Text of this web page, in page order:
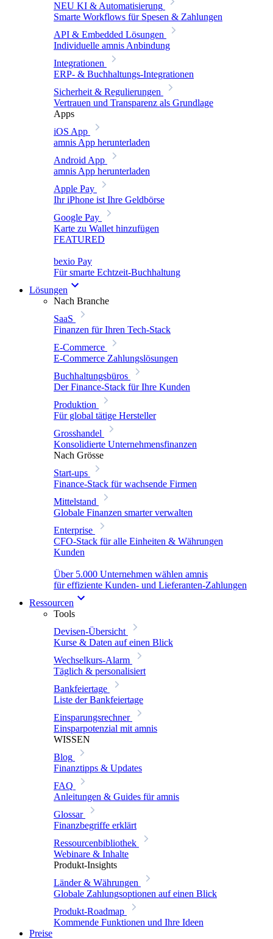
NEU KI & Automatisierung
Smarte Workflows für Spesen & Zahlungen
API & Embedded Lösungen
Individuelle amnis Anbindung
Integrationen
ERP- & Buchhaltungs-Integrationen
Sicherheit & Regulierungen
Vertrauen und Transparenz als Grundlage
Apps
iOS App
amnis App herunterladen
Android App
amnis App herunterladen
Apple Pay
Ihr iPhone ist Ihre Geldbörse
Google Pay
Karte zu Wallet hinzufügen
FEATURED
bexio Pay
Für smarte Echtzeit-Buchhaltung
Lösungen
Nach Branche
SaaS
Finanzen für Ihren Tech-Stack
E-Commerce
E-Commerce Zahlungslösungen
Buchhaltungsbüros
Der Finance-Stack für Ihre Kunden
Produktion
Für global tätige Hersteller
Grosshandel
Konsolidierte Unternehmensfinanzen
Nach Grösse
Start-ups
Finance-Stack für wachsende Firmen
Mittelstand
Globale Finanzen smarter verwalten
Enterprise
CFO-Stack für alle Einheiten & Währungen
Kunden
Über 5.000 Unternehmen wählen amnis
für effiziente Kunden- und Lieferanten-Zahlungen
Ressourcen
Tools
Devisen-Übersicht
Kurse & Daten auf einen Blick
Wechselkurs-Alarm
Täglich & personalisiert
Bankfeiertage
Liste der Bankfeiertage
Einsparungsrechner
Einsparpotenzial mit amnis
WISSEN
Blog
Finanztipps & Updates
FAQ
Anleitungen & Guides für amnis
Glossar
Finanzbegriffe erklärt
Ressourcenbibliothek
Webinare & Inhalte
Produkt-Insights
Länder & Währungen
Globale Zahlungsoptionen auf einen Blick
Produkt-Roadmap
Kommende Funktionen und Ihre Ideen
Preise